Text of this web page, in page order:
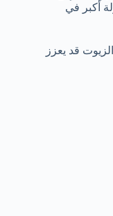
أكبر في
قد يعزز